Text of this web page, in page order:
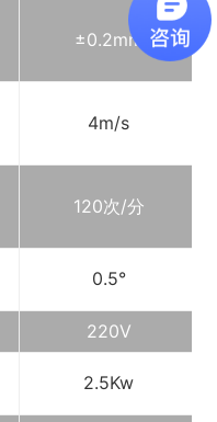
±0.2mm
4m/s
120次/分
0.5°
220V
2.5Kw